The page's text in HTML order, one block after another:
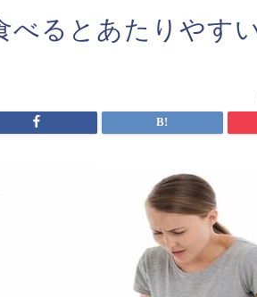
べるとあたりやす